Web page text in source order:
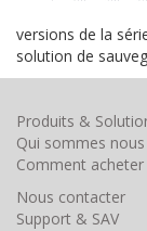
versions de la
solution de
Produits &
Qui sommes nous
Comment acheter
Nous contacter
Support & SAV